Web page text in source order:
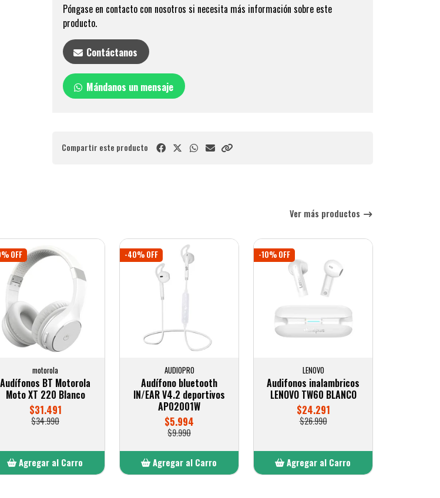
Póngase en contacto con nosotros si necesita más información sobre este
producto.
Contáctanos
Mándanos un mensaje
Compartir este producto
Ver más productos
OFF
motorola
Audífonos BT Motorola
Moto XT 220 Blanco
$31.491
$34.990
Agregar al Carro
-40% OFF
AUDIOPRO
Audífono bluetooth
IN/EAR V4.2 deportivos
AP02001W
$5.994
$9.990
Agregar al Carro
-10% OFF
LENOVO
Audifonos inalambricos
LENOVO TW60 BLANCO
$24.291
$26.990
Agregar al Carro